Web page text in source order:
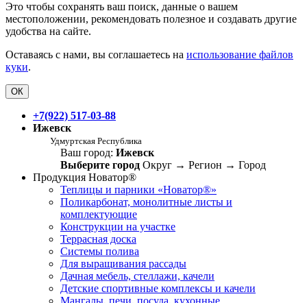
Это чтобы сохранять ваш поиск, данные о вашем
местоположении, рекомендовать полезное и создавать другие
удобства на сайте.
Оставаясь с нами, вы соглашаетесь на использование файлов
куки.
ОК
+7(922) 517-03-88
Ижевск
Удмуртская Республика
Ваш город: Ижевск
Выберите город Округ → Регион → Город
Продукция Новатор®
Теплицы и парники «Новатор®»
Поликарбонат, монолитные листы и
комплектующие
Конструкции на участке
Террасная доска
Системы полива
Для выращивания рассады
Дачная мебель, стеллажи, качели
Детские спортивные комплексы и качели
Мангалы, печи, посуда, кухонные